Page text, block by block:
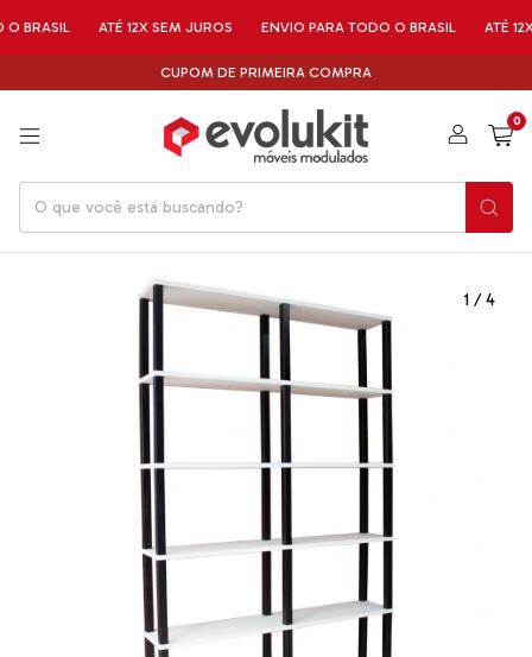
ATÉ 12X SEM JUROS ENVIO PARA TODO O BRASIL ATÉ 12X SEM
CUPOM DE PRIMEIRA COMPRA
0
1 /4